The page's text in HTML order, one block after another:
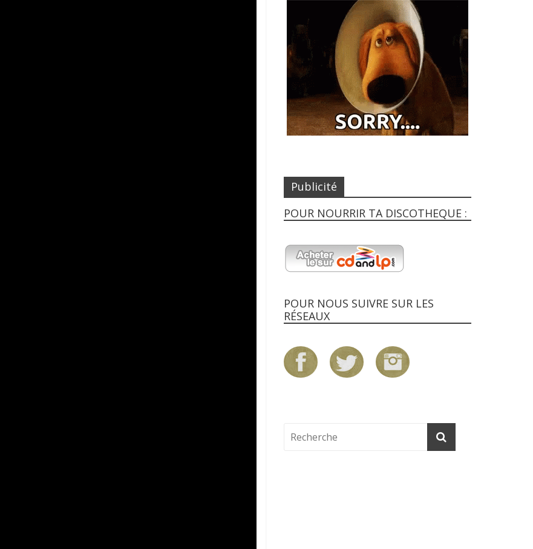
Publicité
POUR NOURRIR TA DISCOTHEQUE :
POUR NOUS SUIVRE SUR LES
RÉSEAUX